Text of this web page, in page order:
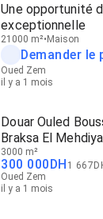
Une opportunité
exceptionnelle
21000 m² Maison
Demander le
Oued Zem
il y a 1 mois
Douar Ouled
Braksa El
3000 m²
300 000DH 1 667
Oued Zem
il y a 1 mois